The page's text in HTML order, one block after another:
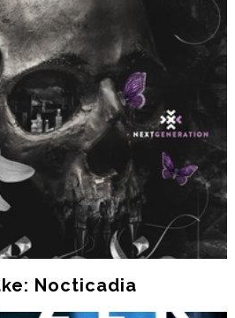
Nocticadia